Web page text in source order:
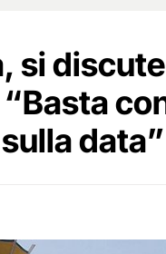
si
data”